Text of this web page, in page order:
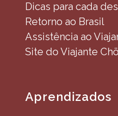
Dicas para cada
Retorno ao Brasil
Assistência ao
Site do Viajante
Aprendizados